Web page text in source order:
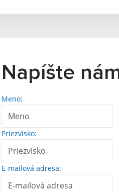
Napíšte
Meno:
Priezvisko:
E-mailová adresa: